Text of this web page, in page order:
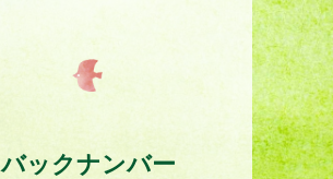
バックナンバー